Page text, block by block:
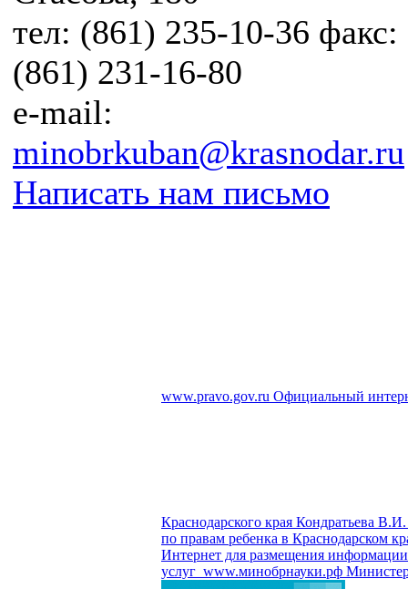
тел: (861) 235-10-36 факс:
(861) 231-16-80
e-mail:
minobrkuban@krasnodar.ru
Написать нам письмо
www.pravo.gov.ru Официальный
Краснодарского края Кондратьева В.И.
по правам ребенка в Краснодарском
Интернет для размещения информации
услуг www.минобрнауки.рф